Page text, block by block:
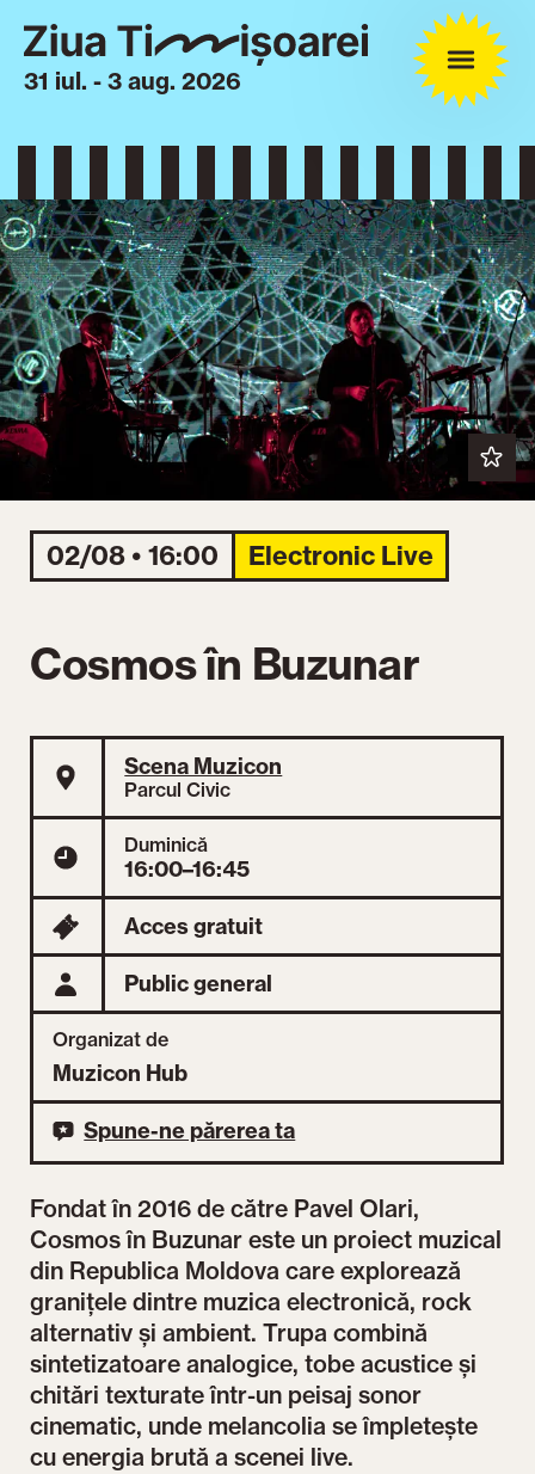
31 iul. - 3 aug. 2026
02/08 • 16:00 Electronic Live
Fondat în 2016 de către Pavel Olari,
Cosmos în Buzunar este un proiect muzical
din Republica Moldova care explorează
granițele dintre muzica electronică, rock
alternativ și ambient. Trupa combină
sintetizatoare analogice, tobe acustice și
chitări texturate într-un peisaj sonor
cinematic, unde melancolia se împletește
cu energia brută a scenei live.
Cosmos în Buzunar
Scena Muzicon
Parcul Civic
Duminică
16:00–16:45
Acces gratuit
Public general
Organizat de
Muzicon Hub
Spune-ne părerea ta